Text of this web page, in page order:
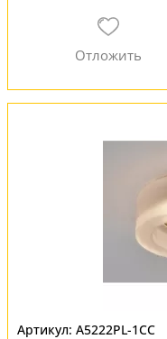
A5222PL-1CC